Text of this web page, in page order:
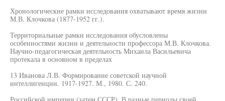
Хронологические рамки исследования охватывают время жизни
М.В. Клочкова (1877-1952 гг.).
Территориальные рамки исследования обусловлены
особенностями жизни и деятельности профессора М.В. Клочкова.
Научно-педагогическая деятельность Михаила Васильевича
протекала в основном в пределах
13 Иванова Л.В. Формирование советской научной
интеллигенции. 1917-1927. М., 1980. С. 240.